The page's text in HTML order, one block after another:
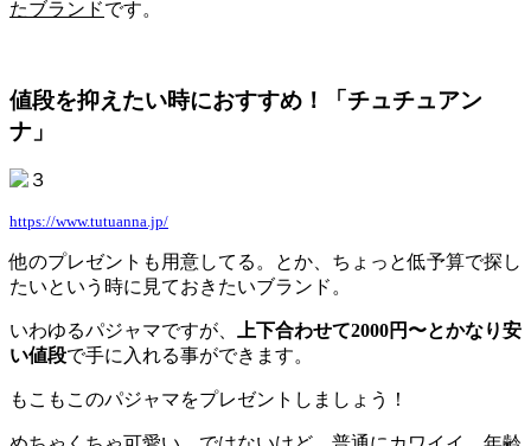
たブランドです。
値段を抑えたい時におすすめ！「チュチュアン
ナ」
https://www.tutuanna.jp/
他のプレゼントも用意してる。とか、ちょっと低予算で探し
たいという時に見ておきたいブランド。
いわゆるパジャマですが、
上下合わせて2000円〜とかなり安
い値段で手に入れる事ができます。
もこもこのパジャマをプレゼントしましょう！